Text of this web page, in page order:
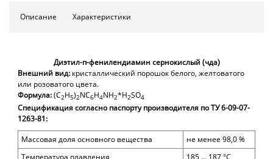
Описание Характеристики
Диэтил-п-фенилендиамин сернокислый (чда)
Внешний вид: кристаллический порошок белого, желтоватого
или розоватого цвета.
Формула:(C2H5)2NC6H4NH2*H2SO4
Спецификация согласно паспорту производителя по ТУ 6-09-07-
1263-81:
Массовая доля основного вещества
не менее 98,0 %
Температура плавления
185 … 187 °С